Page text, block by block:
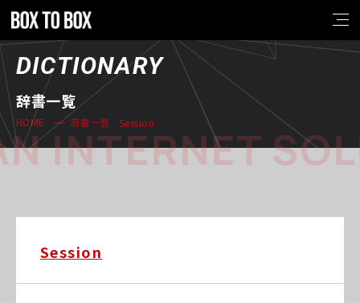
DICTIONARY
辞書一覧
HOME 辞書一覧 Session
INTERNET
Session